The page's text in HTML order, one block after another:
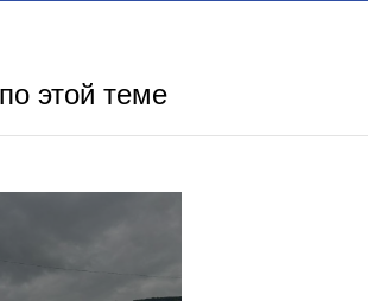
этой теме